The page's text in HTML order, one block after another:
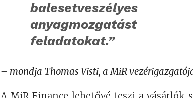
balesetveszélyes
feladatokat.”
– mondja Thomas Visti, a MiR